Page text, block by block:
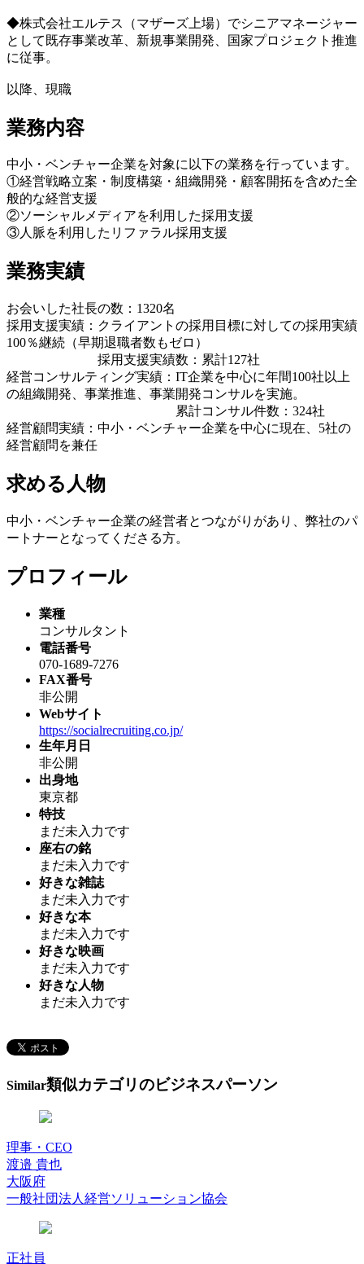
◆株式会社エルテス（マザーズ上場）でシニアマネージャー
として既存事業改革、新規事業開発、国家プロジェクト推進
に従事。
以降、現職
業務内容
中小・ベンチャー企業を対象に以下の業務を行っています。
①経営戦略立案・制度構築・組織開発・顧客開拓を含めた全
般的な経営支援
②ソーシャルメディアを利用した採用支援
③人脈を利用したリファラル採用支援
業務実績
お会いした社長の数：1320名
採用支援実績：クライアントの採用目標に対しての採用実績
100％継続（早期退職者数もゼロ）
採用支援実績数：累計127社
経営コンサルティング実績：IT企業を中心に年間100社以上
の組織開発、事業推進、事業開発コンサルを実施。
累計コンサル件数：324社
経営顧問実績：中小・ベンチャー企業を中心に現在、5社の
経営顧問を兼任
求める人物
中小・ベンチャー企業の経営者とつながりがあり、弊社のパ
ートナーとなってくださる方。
プロフィール
業種
コンサルタント
電話番号
070-1689-7276
FAX番号
非公開
Webサイト
https://socialrecruiting.co.jp/
生年月日
非公開
出身地
東京都
特技
まだ未入力です
座右の銘
まだ未入力です
好きな雑誌
まだ未入力です
好きな本
まだ未入力です
好きな映画
まだ未入力です
好きな人物
まだ未入力です
Similar類似カテゴリのビジネスパーソン
理事・CEO
渡邉 貴也
大阪府
一般社団法人経営ソリューション協会
正社員